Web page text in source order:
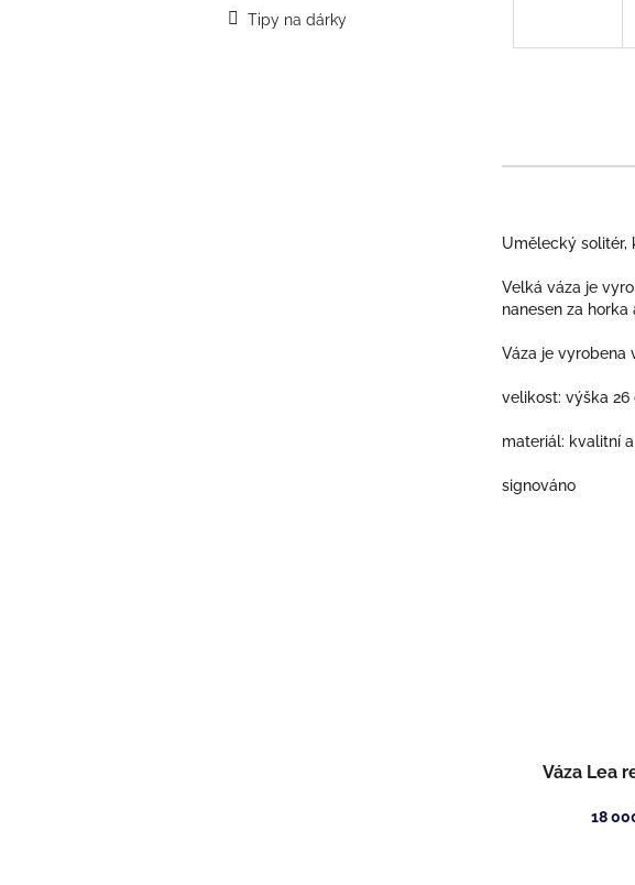
Tipy na dárky
Umělecký solitér,
Velká váza je
nanesen za
Váza je vyrobena
velikost: výška 26
materiál: kvalitní
signováno
Váza Lea
18